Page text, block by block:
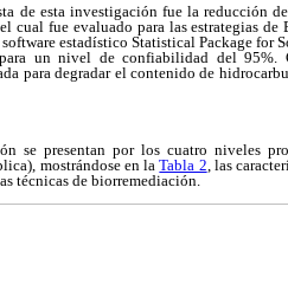
de esta investigación fue la reducción
cual fue evaluado para las estrategias
estadístico Statistical Package for
un nivel de confiabilidad del 95%.
para degradar el contenido de
se presentan por los cuatro niveles
mostrándose en laTabla 2, las
técnicas de biorremediación.